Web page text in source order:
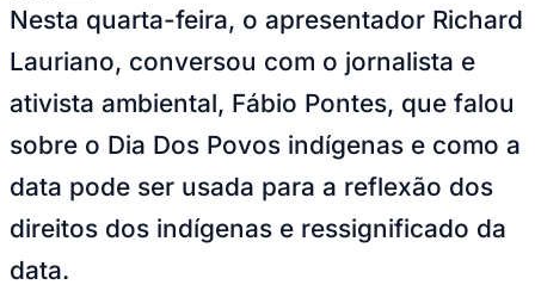
Nesta quarta-feira, o apresentador Richard
Lauriano, conversou com o jornalista e
ativista ambiental, Fábio Pontes, que falou
sobre o Dia Dos Povos indígenas e como a
data pode ser usada para a reflexão dos
direitos dos indígenas e ressignificado da
data.